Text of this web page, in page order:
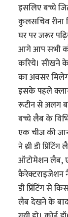
इसलिए बच्चे
कुलसचिव रीना
घर पर जरूर
आगे आप सभी को
करिये। सीखने
का अवसर
इसके पहले
रूटीन से अलग
बच्चे लैब के
एक चीज की
ने थ्री डी
ऑटोमेशन लैब,
कैरेक्टराइजेशन
डी प्रिंटिंग से
लैब देखने के बाद